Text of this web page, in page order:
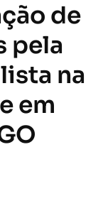
de
pela
na
em